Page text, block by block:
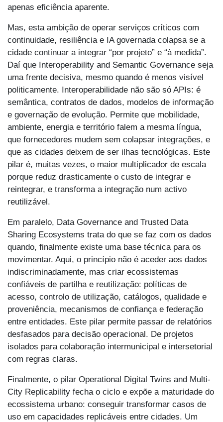
apenas eficiência aparente.
Mas, esta ambição de operar serviços críticos com
continuidade, resiliência e IA governada colapsa se a
cidade continuar a integrar “por projeto” e “à medida”.
Daí que Interoperability and Semantic Governance seja
uma frente decisiva, mesmo quando é menos visível
politicamente. Interoperabilidade não são só APIs: é
semântica, contratos de dados, modelos de informação
e governação de evolução. Permite que mobilidade,
ambiente, energia e território falem a mesma língua,
que fornecedores mudem sem colapsar integrações, e
que as cidades deixem de ser ilhas tecnológicas. Este
pilar é, muitas vezes, o maior multiplicador de escala
porque reduz drasticamente o custo de integrar e
reintegrar, e transforma a integração num activo
reutilizável.
Em paralelo, Data Governance and Trusted Data
Sharing Ecosystems trata do que se faz com os dados
quando, finalmente existe uma base técnica para os
movimentar. Aqui, o princípio não é aceder aos dados
indiscriminadamente, mas criar ecossistemas
confiáveis de partilha e reutilização: políticas de
acesso, controlo de utilização, catálogos, qualidade e
proveniência, mecanismos de confiança e federação
entre entidades. Este pilar permite passar de relatórios
desfasados para decisão operacional. De projetos
isolados para colaboração intermunicipal e intersetorial
com regras claras.
Finalmente, o pilar Operational Digital Twins and Multi-
City Replicability fecha o ciclo e expõe a maturidade do
ecossistema urbano: conseguir transformar casos de
uso em capacidades replicáveis entre cidades. Um